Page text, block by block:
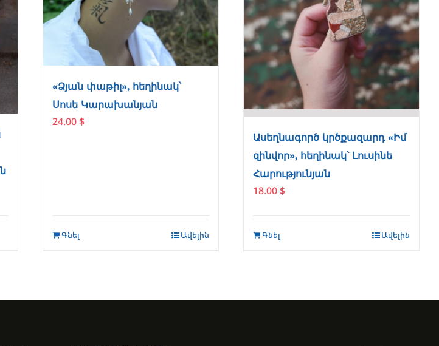
«Ձյան փաթիլ», հեղինակ՝
Սոսե Կարախանյան
24.00 $
Գնել Ավելին
Ասեղնագործ կրծքազարդ «Իմ
զինվոր», հեղինակ՝ Լուսինե
Հարությունյան
18.00 $
Գնել Ավելին